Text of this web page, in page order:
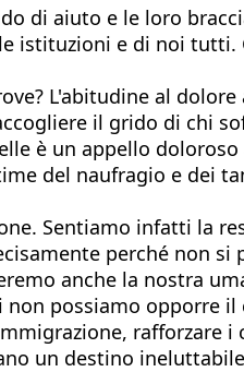
di aiuto e le loro
istituzioni e di noi
L'abitudine al
il grido di chi
è un appello
del naufragio e dei
Sentiamo infatti la
perché non
anche la nostra
possiamo opporre
un destino